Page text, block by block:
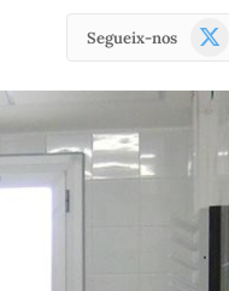
Segueix-nos
X